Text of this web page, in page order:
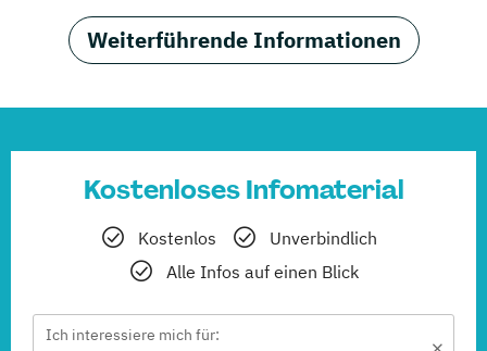
Weiterführende Informationen
Kostenloses Infomaterial
Kostenlos
Unverbindlich
Alle Infos auf einen Blick
Ich interessiere mich für: